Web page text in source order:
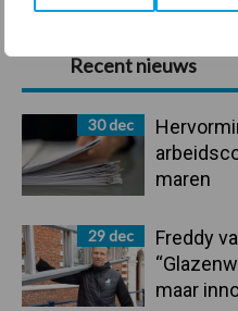
Primaire
Sidebar
Recent nieuws
30 dec
maren
29 dec
Freddy
maar